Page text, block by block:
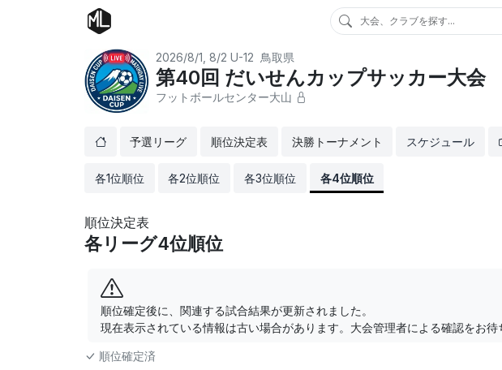
大会、クラブを探す...
2026/8/1, 8/2 U-12 鳥取県
第40回 だいせんカップサッカー大会
フットボールセンター大山
予選リーグ 順位決定表 決勝トーナメント スケジュール
各1位順位 各2位順位 各3位順位 各4位順位
順位決定表
各リーグ4位順位
順位確定後に、関連する試合結果が更新されました。
現在表示されている情報は古い場合があります。大会管理者による確認をお待
順位確定済